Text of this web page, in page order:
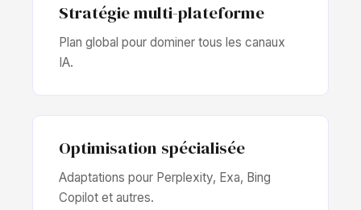
Stratégie multi-plateforme
Plan global pour dominer tous les canaux
IA.
Optimisation spécialisée
Adaptations pour Perplexity, Exa, Bing
Copilot et autres.